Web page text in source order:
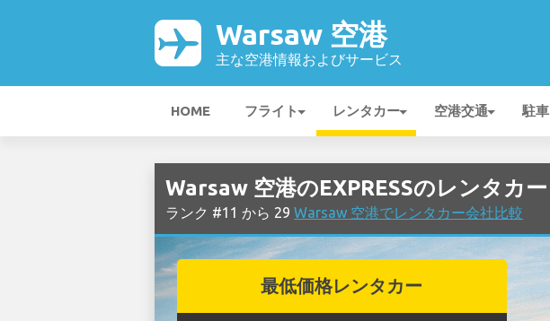
Warsaw 空港
主な空港情報およびサービス
HOME フライト レンタカー 空港交通 駐車
Warsaw 空港のEXPRESSのレンタカー
ランク #11 から 29 Warsaw 空港でレンタカー会社比較
最低価格レンタカー